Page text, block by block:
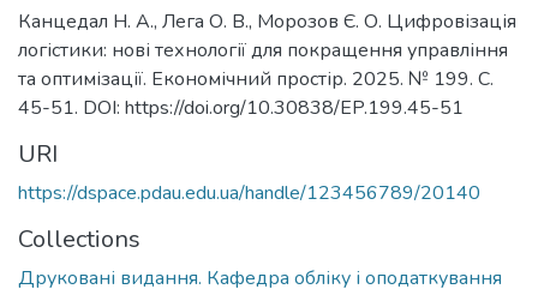
Канцедал Н. А., Лега О. В., Морозов Є. О. Цифровізація
логістики: нові технології для покращення управління
та оптимізації. Економічний простір. 2025. № 199. С.
45-51. DOI: https://doi.org/10.30838/EP.199.45-51
URI
https://dspace.pdau.edu.ua/handle/123456789/20140
Collections
Друковані видання. Кафедра обліку і оподаткування